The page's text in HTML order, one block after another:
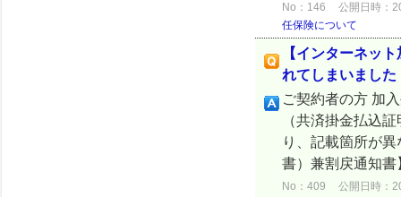
No：146
公開日時：
任保険について
【インターネッ
れてしまいました
ご契約者の方 加
（共済掛金払込
り、記載箇所が
書）兼割戻通知
No：409
公開日時：